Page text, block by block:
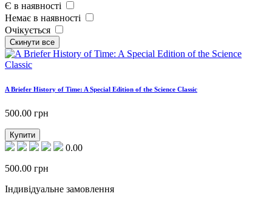
Є в наявності
Немає в наявності
Очікується
A Briefer History of Time: A Special Edition of the Science Classic
500.00 грн
Купити
0.00
500.00 грн
Індивідуальне замовлення